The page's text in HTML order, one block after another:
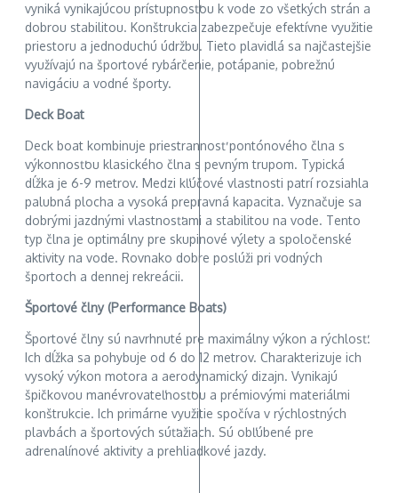
vyniká vynikajúcou prístupnosťou k vode zo všetkých strán a
dobrou stabilitou. Konštrukcia zabezpečuje efektívne využitie
priestoru a jednoduchú údržbu. Tieto plavidlá sa najčastejšie
využívajú na športové rybárčenie, potápanie, pobrežnú
navigáciu a vodné športy.
Deck Boat
Deck boat kombinuje priestrannosť pontónového člna s
výkonnosťou klasického člna s pevným trupom. Typická
dĺžka je 6-9 metrov. Medzi kľúčové vlastnosti patrí rozsiahla
palubná plocha a vysoká prepravná kapacita. Vyznačuje sa
dobrými jazdnými vlastnosťami a stabilitou na vode. Tento
typ člna je optimálny pre skupinové výlety a spoločenské
aktivity na vode. Rovnako dobre poslúži pri vodných
športoch a dennej rekreácii.
Športové člny (Performance Boats)
Športové člny sú navrhnuté pre maximálny výkon a rýchlosť.
Ich dĺžka sa pohybuje od 6 do 12 metrov. Charakterizuje ich
vysoký výkon motora a aerodynamický dizajn. Vynikajú
špičkovou manévrovateľnosťou a prémiovými materiálmi
konštrukcie. Ich primárne využitie spočíva v rýchlostných
plavbách a športových súťažiach. Sú obľúbené pre
adrenalínové aktivity a prehliadkové jazdy.